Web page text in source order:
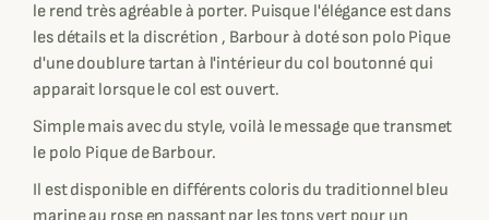
le rend très agréable à porter. Puisque l'élégance est dans
les détails et la discrétion , Barbour à doté son polo Pique
d'une doublure tartan à l'intérieur du col boutonné qui
apparait lorsque le col est ouvert.
Simple mais avec du style, voilà le message que transmet
le polo Pique de Barbour.
Il est disponible en différents coloris du traditionnel bleu